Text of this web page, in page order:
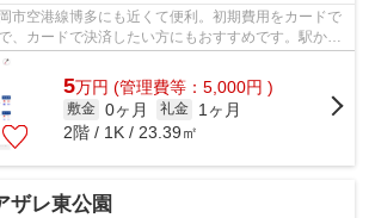
市空港線博多にも近くて便利。初期費用をカードで
、カードで決済したい方にもおすすめです。駅から
です。一階に...
5万円 (管理費等：5,000円 )
敷金 0ヶ月 礼金
1ヶ月
2階 / 1K / 23.39㎡
ザレ東公園